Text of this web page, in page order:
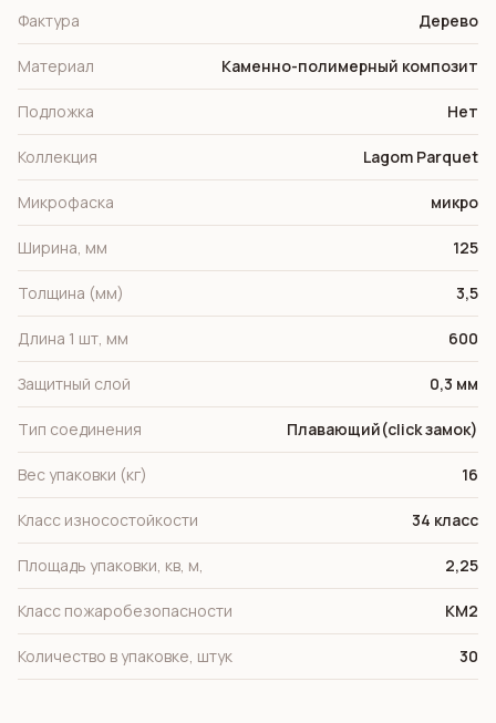
Фактура Дерево
Материал Каменно-полимерный композит
Подложка Нет
Коллекция Lagom Parquet
Микрофаска микро
Ширина, мм 125
Толщина (мм) 3,5
Длина 1 шт, мм 600
Защитный слой 0,3 мм
Тип соединения Плавающий(click замок)
Вес упаковки (кг) 16
Класс износостойкости 34 класс
Площадь упаковки, кв, м, 2,25
Класс пожаробезопасности КМ2
Количество в упаковке, штук 30